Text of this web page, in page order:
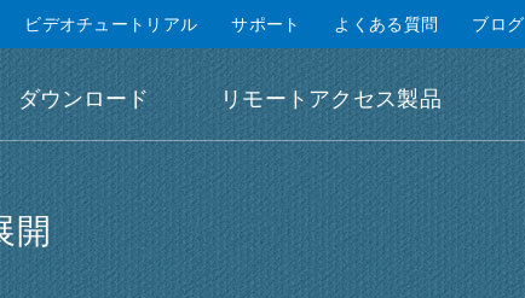
ビデオチュートリアル サポート よくある質問 ブログ
ダウンロード リモートアクセス製品
開